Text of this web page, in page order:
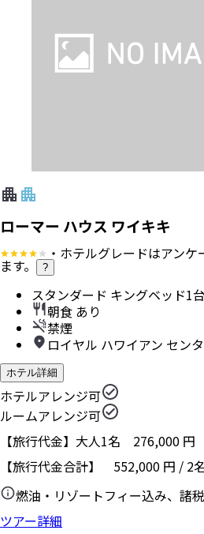
ローマー ハウス ワイキキ
・ホテルグレードはアン
ます。 ?
スタンダード キングベッド1
朝食 あり
禁煙
ロイヤル ハワイアン セン
ホテル詳細
ホテルアレンジ可
ルームアレンジ可
【旅行代金】大人1名 276,000 円
【旅行代金合計】 552,000 円 / 2
燃油・リゾートフィー込み、諸
ツアー詳細